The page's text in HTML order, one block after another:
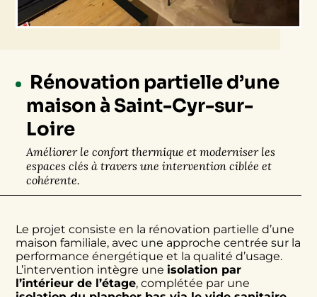
Rénovation partielle d’une
maison à Saint-Cyr-sur-
Loire
Améliorer le confort thermique et moderniser les
espaces clés à travers une intervention ciblée et
cohérente.
Le projet consiste en la rénovation partielle d’une
maison familiale, avec une approche centrée sur la
performance énergétique et la qualité d’usage.
L’intervention intègre uneisolation par
l’intérieur de l’étage, complétée par une